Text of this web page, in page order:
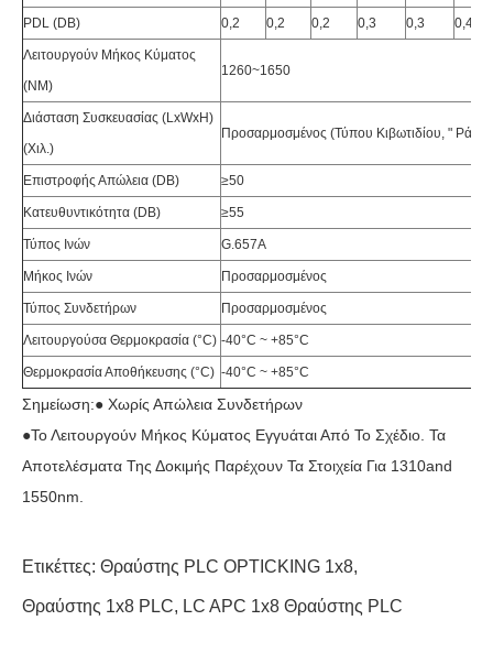
PDL (DB) 0,2 0,2 0,2 0,3 0,3 0,4
Λειτουργούν Μήκος Κύματος
(NM)
1260~1650
Διάσταση Συσκευασίας (LxWxH)
(χιλ.)
Προσαρμοσμένος (τύπου Κιβωτιδίου, "
Επιστροφής Απώλεια (DB) ≥50
Κατευθυντικότητα (DB) ≥55
Τύπος Ινών G.657A
Μήκος Ινών Προσαρμοσμένος
Τύπος Συνδετήρων Προσαρμοσμένος
Λειτουργούσα Θερμοκρασία (°C) -40°C ~ +85°C
Θερμοκρασία Αποθήκευσης (°C) -40°C ~ +85°C
Σημείωση:● Χωρίς Απώλεια Συνδετήρων
●το Λειτουργούν Μήκος Κύματος Εγγυάται Από Το Σχέδιο. Τα
Αποτελέσματα Της Δοκιμής Παρέχουν Τα Στοιχεία Για 1310and
1550nm.
Ετικέττες: Θραύστης PLC OPTICKING 1x8,
Θραύστης 1x8 PLC, LC APC 1x8 Θραύστης PLC